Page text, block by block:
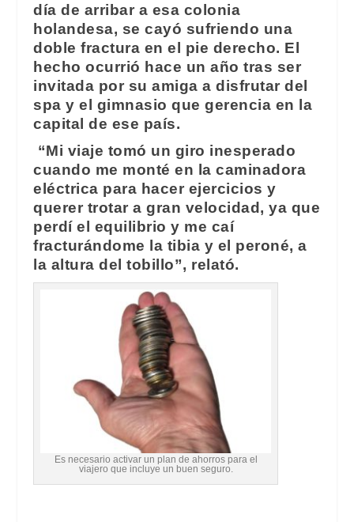
día de arribar a esa colonia
holandesa, se cayó sufriendo una
doble fractura en el pie derecho. El
hecho ocurrió hace un año tras ser
invitada por su amiga a disfrutar del
spa y el gimnasio que gerencia en la
capital de ese país.
“Mi viaje tomó un giro inesperado
cuando me monté en la caminadora
eléctrica para hacer ejercicios y
querer trotar a gran velocidad, ya que
perdí el equilibrio y me caí
fracturándome la tibia y el peroné, a
la altura del tobillo”, relató.
Es necesario activar un plan de ahorros para el
viajero que incluye un buen seguro.